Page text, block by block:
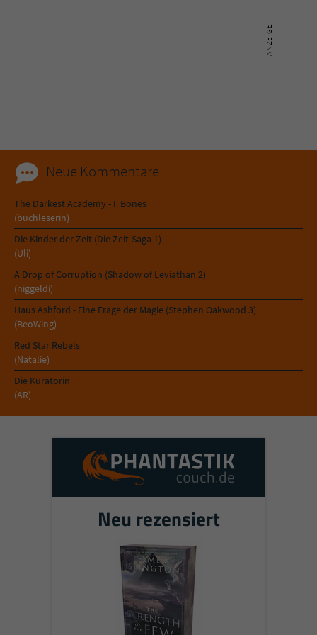
Neue Kommentare
The Darkest Academy - I. Bones
(buchleserin)
Die Kinder der Zeit (Die Zeit-Saga 1)
(Uli)
A Drop of Corruption (Shadow of Leviathan 2)
(niggeldi)
Haus Ashford - Eine Frage der Magie (Stephen Oakwood 3)
(BeoWing)
Red Star Rebels
(Natalie)
Die Kuratorin
(AR)
Neu rezensiert
Name fe_typo_user
Anbieter Literatur-Couch Medien GmbH & Co. KG
Laufzeit Session
Zweck
Dieses Cookie gewährleistet die
Benutzer. Es wird benötigt um z. B. den
überprüfen.